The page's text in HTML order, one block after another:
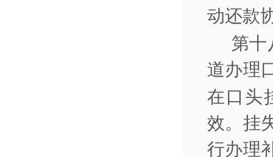
动还款
第十
道办理
在口头
效。挂
行办理